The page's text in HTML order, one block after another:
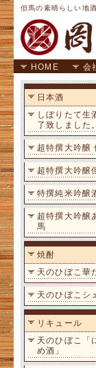
但馬の素晴らしい地
HOME 会
日本酒
しぼりたて生
了致しました
超特撰大吟醸
超特撰大吟醸
特撰純米吟醸
超特撰大吟醸
馬
焼酎
天のひぼこ華
天のひぼこシ
リキュール
天のひぼこ「
め酒」